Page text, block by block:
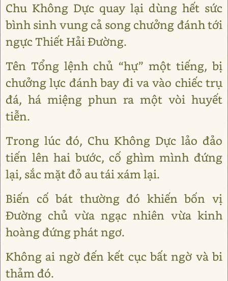
Chu Không Dực quay lại dùng hết sức
bình sinh vung cả song chưởng đánh tới
ngực Thiết Hải Đường.
Tên Tổng lệnh chủ “hự” một tiếng, bị
chưởng lực đánh bay đi va vào chiếc trụ
đá, há miệng phun ra một vòi huyết
tiễn.
Trong lúc đó, Chu Không Dực lảo đảo
tiến lên hai bước, cố ghìm mình đứng
lại, sắc mặt đỏ au tái xám lại.
Biến cố bát thường đó khiến bốn vị
Đường chủ vừa ngạc nhiên vừa kinh
hoàng đứng phát ngơ.
Không ai ngờ đến kết cục bất ngờ và bi
thảm đó.